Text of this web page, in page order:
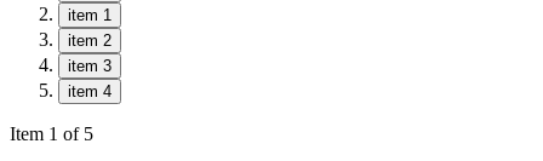
item 1
item 2
item 3
item 4
Item 1 of 5